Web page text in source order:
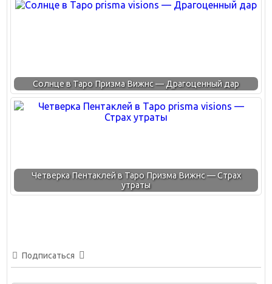
Солнце в Таро Призма Вижнс — Драгоценный дар
Четверка Пентаклей в Таро Призма Вижнс — Страх
утраты
Подписаться